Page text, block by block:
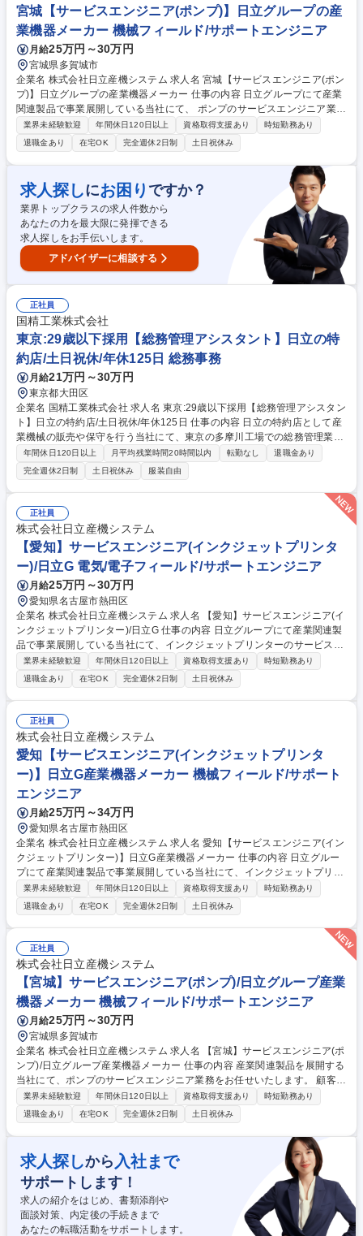
宮城【サービスエンジニア(ポンプ)】日立グループの産
業機器メーカー 機械フィールド/サポートエンジニア
月給25万円～30万円
宮城県多賀城市
企業名 株式会社日立産機システム 求人名 宮城【サービスエンジニア(ポン
プ)】日立グループの産業機器メーカー 仕事の内容 日立グループにて産業
関連製品で事業展開している当社にて、 ポンプのサービスエンジニア業務
をお任せいたします。 【業務内容】■顧客先に設置されているポンプにつ
いて、設置後のアフターメンテナンス対応(保守メンテナンス対応、修
理・更新計画の提案等) ※建物への建設改変等の実作業は発生致しませ
ん。【働き方】原則土日祝休みで昼時間帯のフレックス勤務になります
が、お客様からの要望でまれに土日出勤や夜間対応がございます。ただ
し、その場合でも勤務時間調整等、勤怠管理を徹底しております。 募集職
種 宮城【サービスエンジニア(ポンプ)】日立グループの産業機器メーカー
業界未経験歓迎 年間休日120日以上 資格取得支援あり
時短勤務あり
退職金あり
在宅OK 完全週休2日制 土日祝休み
求人探しにお困り ですか？
業界トップクラスの求人件数から
あなたの力を最大限に発揮できる
求人探しをお手伝いします。
アドバイザーに相談する
正社員
国精工業株式会社
東京:29歳以下採用【総務管理アシスタント】日立の特
約店/土日祝休/年休125日 総務事務
月給21万円～30万円
東京都大田区
企業名 国精工業株式会社 求人名 東京:29歳以下採用【総務管理アシスタン
ト】日立の特約店/土日祝休/年休125日 仕事の内容 日立の特約店として産
業機械の販売や保守を行う当社にて、東京の多摩川工場での総務管理業務
を担当。入社後はアシスタント業務からスタートし、段階的に社員のサポ
ートや事業場運営に必要な業務を幅広く学べます。 【業務具体例】 電話
対応、受付案内、備品発注、郵送物受発信、経費精算など他部署や社員の
サポートをお願いいたします。 【業務内容の変更の範囲：当社業務全般】
募集職種 東京:29歳以下採用【総務管理アシスタント】日立の特約店/土日
祝休/年休125日
年間休日120日以上 月平均残業時間20時間以内 転勤なし
退職金あり
完全週休2日制
土日祝休み 服装自由
正社員
株式会社日立産機システム
【愛知】サービスエンジニア(インクジェットプリンタ
ー)/日立G 電気/電子フィールド/サポートエンジニア
月給25万円～30万円
愛知県名古屋市熱田区
企業名 株式会社日立産機システム 求人名 【愛知】サービスエンジニア(イ
ンクジェットプリンター)/日立G 仕事の内容 日立グループにて産業関連製
品で事業展開している当社にて、インクジェットプリンターのサービスエ
ンジニア業務をお任せいたします。 設置後のアフターメンテナンス対応を
ご担当いただきます。 【業務内容】 顧客先に設置されているインクジェ
ットプリンターについて、設置後のアフターメンテナンス対応(保守メン
テナンス対応、修理・更新計画の提案等)を行います。※建物への建設改
変等の実作業は発生いたしません。 【魅力】 工場や物流現場等で印字・
マーキング用途として不可欠な産業用プリンターを扱い、トラブル解決や
予防保全を通じて顧客の生産活動に貢献できます。 募集職種 【愛知】サ
ービスエンジニア(インクジェットプリンター)/日立G
業界未経験歓迎 年間休日120日以上 資格取得支援あり
時短勤務あり
退職金あり
在宅OK 完全週休2日制 土日祝休み
正社員
株式会社日立産機システム
愛知【サービスエンジニア(インクジェットプリンタ
ー)】日立G産業機器メーカー 機械フィールド/サポート
エンジニア
月給25万円～34万円
愛知県名古屋市熱田区
企業名 株式会社日立産機システム 求人名 愛知【サービスエンジニア(イン
クジェットプリンター)】日立G産業機器メーカー 仕事の内容 日立グルー
プにて産業関連製品で事業展開している当社にて、インクジェットプリン
ターのサービスエンジニア業務をお任せいたします。 【業務内容】 ■顧客
先に設置されているインクジェットプリンターについて、設置後のアフタ
ーメンテナンス対応(保守メンテナンス対応、修理・更新計画の提案等) ※
建物への建設改変等の実作業は発生致しません。 募集職種 愛知【サービ
スエンジニア(インクジェットプリンター)】日立G産業機器メーカー
業界未経験歓迎 年間休日120日以上 資格取得支援あり
時短勤務あり
退職金あり
在宅OK 完全週休2日制 土日祝休み
正社員
株式会社日立産機システム
【宮城】サービスエンジニア(ポンプ)/日立グループ産業
機器メーカー 機械フィールド/サポートエンジニア
月給25万円～30万円
宮城県多賀城市
企業名 株式会社日立産機システム 求人名 【宮城】サービスエンジニア(ポ
ンプ)/日立グループ産業機器メーカー 仕事の内容 産業関連製品を展開する
当社にて、ポンプのサービスエンジニア業務をお任せいたします。 顧客先
に設置されているポンプの設置後アフターメンテナンス対応(保守対応、
修理・更新計画の提案等)を担当。 【詳細】 顧客先に設置されているポン
プについて、設置後のアフターメンテナンス対応(保守メンテナンス対
応、修理・更新計画の 提案等)を行います。※建物への建設改変等の実作
業は発生致しません。【働き方】原則土日祝休みで昼時間帯のフレックス
勤務。お客様要望でまれに土日出勤や夜間対応がございますが、勤務時間
調整等、勤怠管理を徹底しております。 募集職種 【宮城】サービスエン
ジニア(ポンプ)/日立グループ産業機器メーカー
業界未経験歓迎 年間休日120日以上 資格取得支援あり
時短勤務あり
退職金あり
在宅OK 完全週休2日制 土日祝休み
求人探しから 入社まで
サポートします！
求人の紹介をはじめ、書類添削や
面談対策、内定後の手続きまで
あなたの転職活動をサポートします。